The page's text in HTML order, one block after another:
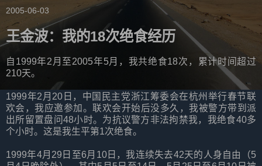
2005-06-03
王金波：我的18次绝食经历
自1999年2月至2005年5月，我共绝食18次，累计时间超过
210天。
1999年2月20日，中国民主党浙江筹委会在杭州举行春节联
欢会，我应邀参加。联欢会开始后没多久，我被警方带到派
出所留置盘问48小时。为抗议警方非法拘禁我，我绝食40多
个小时。这是我生平第1次绝食。
1999年4月29日至6月10日，我连续失去42天的人身自由（5